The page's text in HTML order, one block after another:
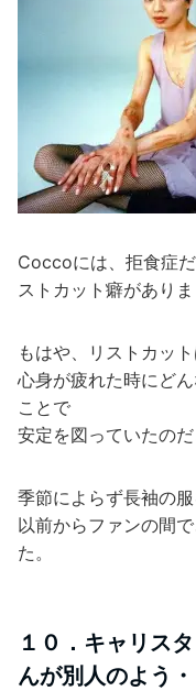
Coccoには、拒食症
ストカット癖がありま
もはや、リストカッ
心身が疲れた時にど
ことで
安定を図っていたのだ
季節によらず長袖の
以前からファンの間
た。
１０．キャリス
んが別人のよう・